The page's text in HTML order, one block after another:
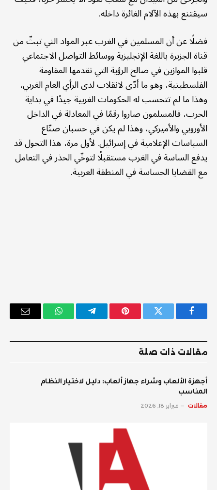
سيقتنع بهذه الآلام الغائرة داخله.
فضلًا عن أن المسلمين في الغرب عبر المواد التي تبثّ من
قناة الجزيرة باللغة الإنجليزية ووسائط التواصل الاجتماعي
قلبوا الموازين في صالح الرؤية التي تقدمها المقاومة
الفلسطينية، وهو ما أدّى لانقلاب لدى الرأي العام الغربي،
وهذا ما لم تتحسب له الحكومات الغربية جيدًا في بداية
الحرب، فالمسلمون صاروا رقمًا في المعادلة في الداخل
الأوروبي والأميركي، وهذا لم يكن في حسبان صنّاع
السياسات الإعلامية في إسرائيل. لأول مرة، هذا التحول قد
يدفع الساسة في الغرب مستقبلًا لتوخّي الحذر في التعامل
مع القضايا الحساسة في المنطقة العربية.
فيسبوك تويتر بينتيريستتيلقرام واتساب
البريد
مقالات ذات صلة
أجهزة الألعاب وشراء جهاز ألعاب: دليل لاختيار النظام
المناسب
مقالات فبراير 18, 2026